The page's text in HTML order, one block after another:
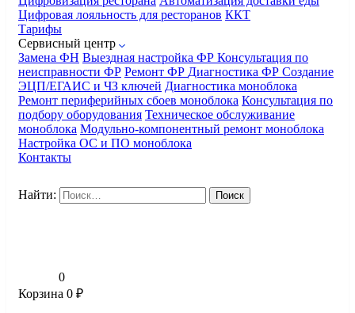
Цифровая лояльность для ресторанов ККТ
Тарифы
Сервисный центр
Замена ФН Выездная настройка ФР Консультация по
неисправности ФР Ремонт ФР Диагностика ФР Создание
ЭЦП/ЕГАИС и ЧЗ ключей Диагностика моноблока
Ремонт периферийных сбоев моноблока Консультация по
подбору оборудования Техническое обслуживание
моноблока Модульно-компонентный ремонт моноблока
Настройка ОС и ПО моноблока
Контакты
Найти:
0
Корзина 0 ₽